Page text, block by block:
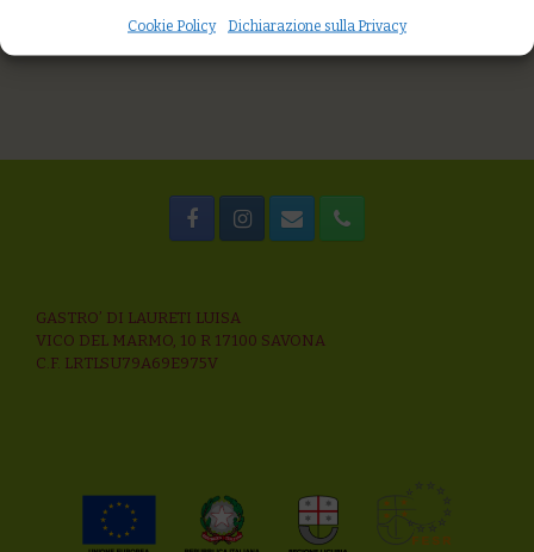
Cookie Policy Dichiarazione sulla Privacy
GASTRO’ DI LAURETI LUISA
VICO DEL MARMO, 10 R 17100 SAVONA
C.F. LRTLSU79A69E975V